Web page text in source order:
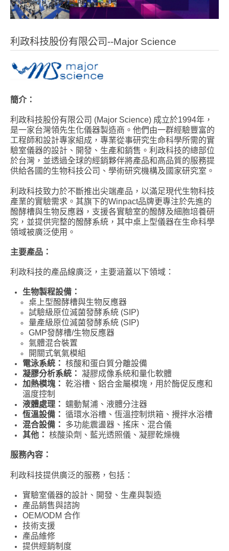
利政科技股份有限公司--Major Science
簡介：
利政科技股份有限公司 (Major Science) 成立於1994年，
是一家台灣領先生化儀器製造商。他們由一群經驗豐富的
工程師和設計專家組成，專業從事研究生命科學所需的實
驗室儀器的設計、開發、生產和銷售。利政科技的總部位
於台灣，並透過全球的經銷夥伴將產品和高品質的服務提
供給各國的生物科技公司、學術研究機構及國家研究室。
利政科技致力於不斷推出尖端產品，以滿足現代生物科技
產業的實驗需求。其旗下的Winpact品牌更專注於先進的
醱酵槽與生物反應器，支援各實驗室的醱酵及細胞培養研
究，並提供完整的醱酵系統，其中桌上型儀器在生命科學
領域被廣泛使用。
主要產品：
利政科技的產品線廣泛，主要涵蓋以下領域：
生物製程設備：
桌上型醱酵槽與生物反應器
試驗級原位滅菌發酵系統 (SIP)
量產級原位滅菌發酵系統 (SIP)
GMP發酵槽/生物反應器
氣體混合裝置
開關式氧氣模組
電泳系統： 核酸和蛋白質分離設備
凝膠分析系統：
凝膠成像系統和量化軟體
加熱模塊： 乾浴槽、鋁合金屬模塊，用於酶促反應和
溫度控制
液體處理：
蠕動幫浦、液體分注器
恆溫設備： 循環水浴槽、恆溫控制烘箱、攪拌水浴槽
混合設備：
多功能震盪器、搖床、混合儀
其他： 核酸染劑、藍光透照儀、凝膠乾燥機
服務內容：
利政科技提供廣泛的服務，包括：
實驗室儀器的設計、開發、生產與製造
產品銷售與諮詢
OEM/ODM 合作
技術支援
產品維修
提供經銷制度